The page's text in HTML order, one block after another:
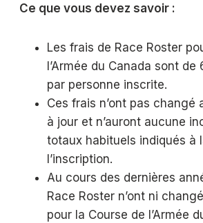
Ce que vous devez savoir :
Les frais de Race Roster
l’Armée du Canada sont
par personne inscrite.
Ces frais n’ont pas changé
à jour et n’auront aucune
totaux habituels indiqués à
l’inscription.
Au cours des dernières
Race Roster n’ont ni
pour la Course de l’Armée